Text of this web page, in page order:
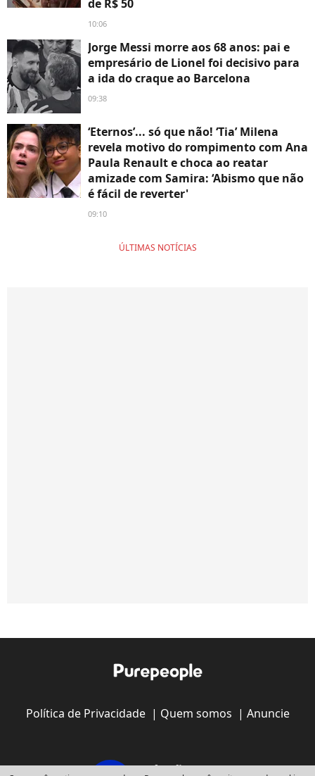
de R$ 50
10:06
Jorge Messi morre aos 68 anos: pai e
empresário de Lionel foi decisivo para
a ida do craque ao Barcelona
09:38
‘Eternos’... só que não! ‘Tia’ Milena
revela motivo do rompimento com Ana
Paula Renault e choca ao reatar
amizade com Samira: ‘Abismo que não
é fácil de reverter'
09:10
ÚLTIMAS NOTÍCIAS
Política de Privacidade| Quem somos | Anuncie